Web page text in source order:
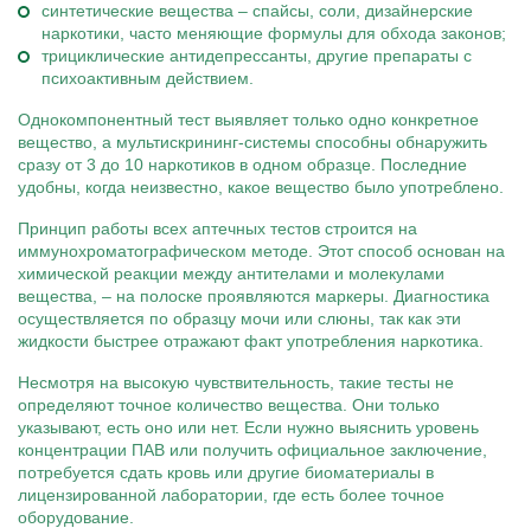
синтетические вещества – спайсы, соли, дизайнерские
наркотики, часто меняющие формулы для обхода законов;
трициклические антидепрессанты, другие препараты с
психоактивным действием.
Однокомпонентный тест выявляет только одно конкретное
вещество, а мультискрининг-системы способны обнаружить
сразу от 3 до 10 наркотиков в одном образце. Последние
удобны, когда неизвестно, какое вещество было употреблено.
Принцип работы всех аптечных тестов строится на
иммунохроматографическом методе. Этот способ основан на
химической реакции между антителами и молекулами
вещества, – на полоске проявляются маркеры. Диагностика
осуществляется по образцу мочи или слюны, так как эти
жидкости быстрее отражают факт употребления наркотика.
Несмотря на высокую чувствительность, такие тесты не
определяют точное количество вещества. Они только
указывают, есть оно или нет. Если нужно выяснить уровень
концентрации ПАВ или получить официальное заключение,
потребуется сдать кровь или другие биоматериалы в
лицензированной лаборатории, где есть более точное
оборудование.